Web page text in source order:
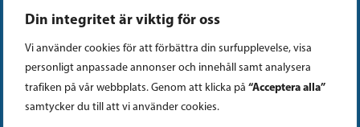
Din integritet är viktig för oss
Vi använder cookies för att förbättra din surfupplevelse, visa
personligt anpassade annonser och innehåll samt analysera
trafiken på vår webbplats. Genom att klicka på “Acceptera alla”
samtycker du till att vi använder cookies.
Instagram
Facebook
Tiktok